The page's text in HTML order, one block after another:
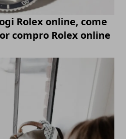
Rolex online, come
compro Rolex online